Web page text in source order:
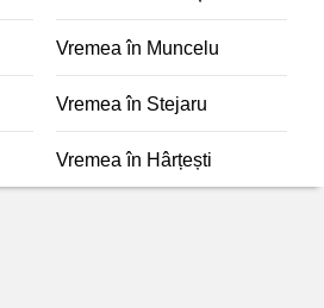
Vremea în Muncelu
Vremea în Stejaru
Vremea în Hârțești